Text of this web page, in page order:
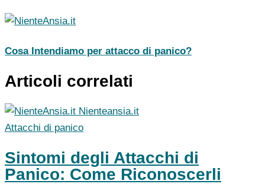
Cosa Intendiamo per attacco di panico?
Articoli correlati
Nienteansia.it
Attacchi di panico
Sintomi degli Attacchi di
Panico: Come Riconoscerli